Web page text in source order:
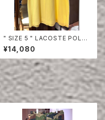
" SIZE 5 " LACOSTE POLO
SHIRT YELLOW
¥14,080